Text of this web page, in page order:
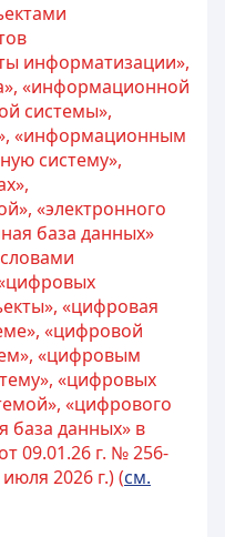
информатизации»,
«информационной
системы»,
«информационным
систему»,
«электронного
база данных»
«цифровая
«цифровой
«цифровым
«цифровых
«цифрового
база данных» в
09.01.26 г. № 256-
2026 г.) (см.